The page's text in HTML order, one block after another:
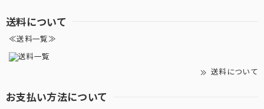
送料について
≪送料一覧≫
送料について
お支払い方法について